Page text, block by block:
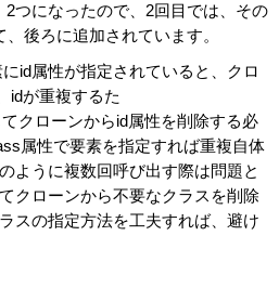
2つになったので、2回目では、その
後ろに追加されています。
id属性が指定されていると、クロ
idが重複するた
クローンからid属性を削除する必
属性で要素を指定すれば重複自体
ように複数回呼び出す際は問題と
クローンから不要なクラスを削除
スの指定方法を工夫すれば、避け